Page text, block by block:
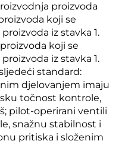
proizvoda
koji se
iz stavka 1.
koji se
iz stavka 1.
standard:
djelovanjem imaju
točnost kontrole,
pilot-operirani ventili
snažnu stabilnost i
pritiska i složenim